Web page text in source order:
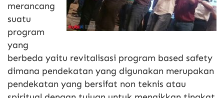
merancang
suatu
program
yang
berbeda yaitu revitalisasi program based safety
dimana pendekatan yang digunakan merupakan
pendekatan yang bersifat non teknis atau